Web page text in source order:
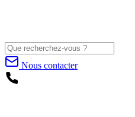
Nous contacter